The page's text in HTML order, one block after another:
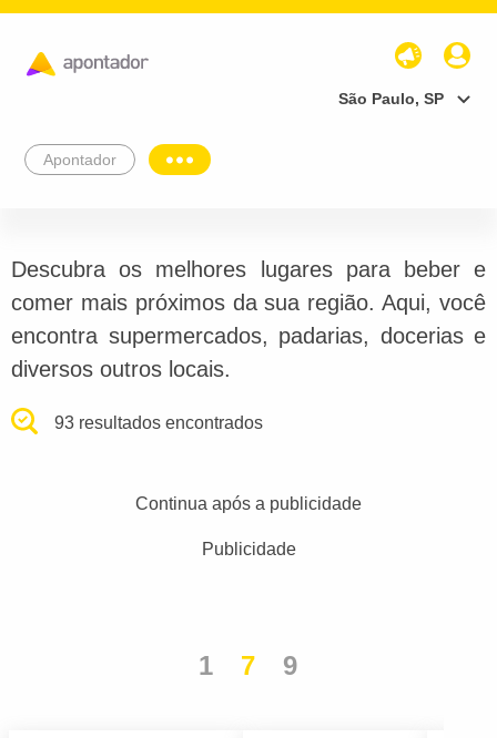
São Paulo, SP
Apontador
Descubra os melhores lugares para beber e
comer mais próximos da sua região. Aqui, você
encontra supermercados, padarias, docerias e
diversos outros locais.
93 resultados encontrados
Continua após a publicidade
Publicidade
1 7 9